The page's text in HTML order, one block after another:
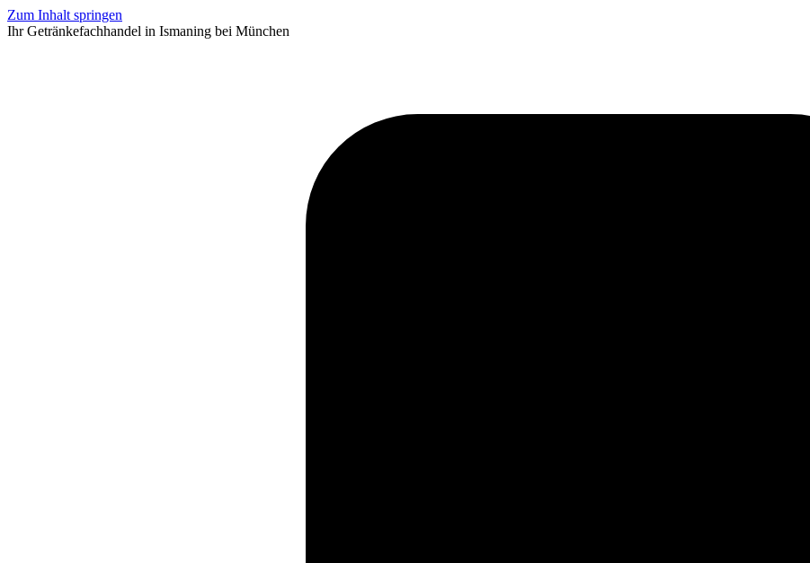
Zum Inhalt springen
Ihr Getränkefachhandel in Ismaning bei München